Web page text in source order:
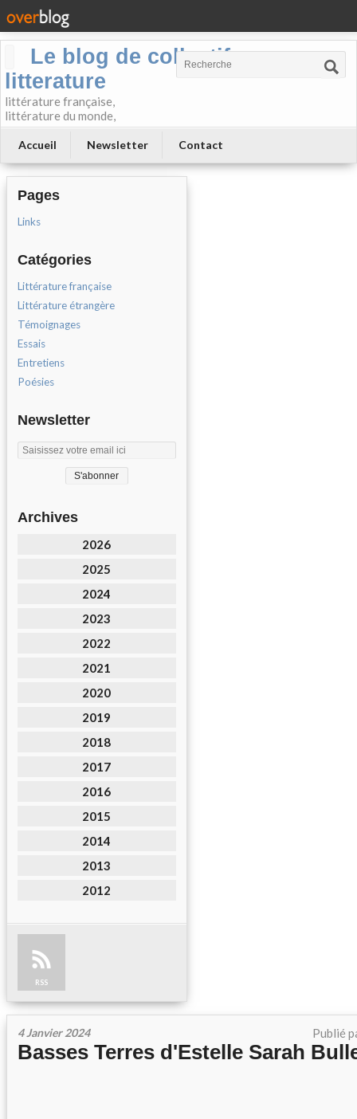
Le blog de collectif-
litterature
littérature française,
littérature du monde,
Accueil Newsletter Contact
Pages
Links
Catégories
Littérature française
Littérature étrangère
Témoignages
Essais
Entretiens
Poésies
Newsletter
Archives
2026
2025
2024
2023
2022
2021
2020
2019
2018
2017
2016
2015
2014
2013
2012
RSS
4 Janvier 2024 Publié
Basses Terres d'Estelle Sarah